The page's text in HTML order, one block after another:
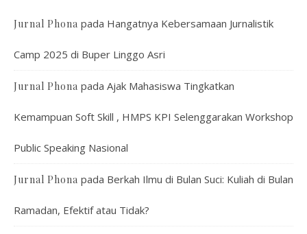
Jurnal Phona pada Hangatnya Kebersamaan Jurnalistik
Camp 2025 di Buper Linggo Asri
Jurnal Phona pada Ajak Mahasiswa Tingkatkan
Kemampuan Soft Skill , HMPS KPI Selenggarakan Workshop
Public Speaking Nasional
Jurnal Phona pada Berkah Ilmu di Bulan Suci: Kuliah di Bulan
Ramadan, Efektif atau Tidak?